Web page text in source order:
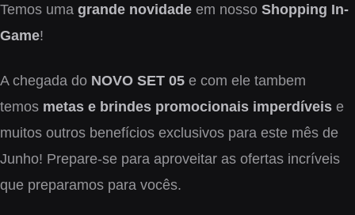
Temos uma grande novidade em nosso Shopping In-
Game!
A chegada do NOVO SET 05 e com ele tambem
temos metas e brindes promocionais imperdíveis e
muitos outros benefícios exclusivos para este mês de
Junho! Prepare-se para aproveitar as ofertas incríveis
que preparamos para vocês.